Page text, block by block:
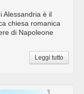
Alessandria è il
chiesa romanica
di Napoleone
Leggi tutto